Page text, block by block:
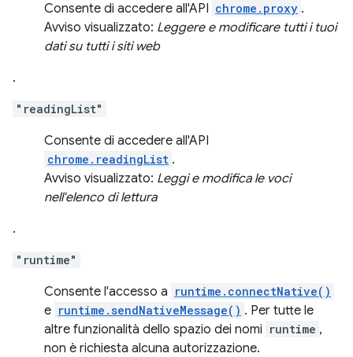
Consente di accedere all'API chrome.proxy .
Avviso visualizzato: Leggere e modificare tutti i tuoi
dati su tutti i siti web
.
"readingList"
Consente di accedere all'API
chrome.readingList .
Avviso visualizzato: Leggi e modifica le voci
nell'elenco di lettura
.
"runtime"
Consente l'accesso a runtime.connectNative()
e runtime.sendNativeMessage() . Per tutte le
altre funzionalità dello spazio dei nomi runtime ,
non è richiesta alcuna autorizzazione.